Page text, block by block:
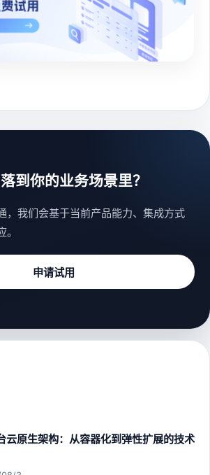
到你的业务场景里？
，我们会基于当前产品能力、集成方式
申请试用
云原生架构：从容器化到弹性扩展的技术